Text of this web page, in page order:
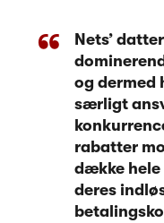
Nets’
og dermed
særligt
rabatter
dække hele
deres